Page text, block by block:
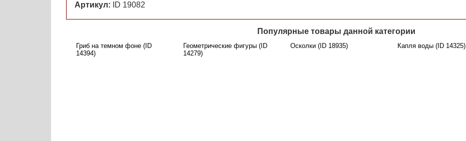
Артикул: ID 19082
Популярные товары данной категории
Гриб на темном фоне (ID
14394)
Геометрические фигуры (ID
14279)
Осколки (ID 18935) Капля воды (ID 14325)